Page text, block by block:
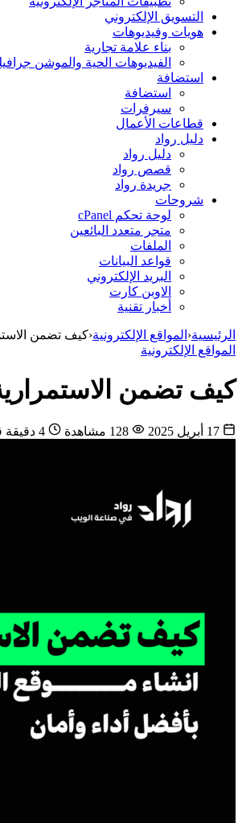
التسويق الإلكتروني
هويات وفيديوهات
بناء علامة تجارية
الفيديوهات الحية والموشن
استضافة
استضافة
سيرفرات
قطاعات الأعمال
دليل رواد
دليل رواد
قصص رواد
جريدة رواد
شروحات
لوحة تحكم cPanel
متجر متعدد البائعين
الملفات
قواعد البيانات
البريد الإلكتروني
الاوبن كارت
أخبار تقنية
الرئيسية‹ المواقع الإلكترونية‹كيف تضمن
المواقع الإلكترونية
كيف تضمن